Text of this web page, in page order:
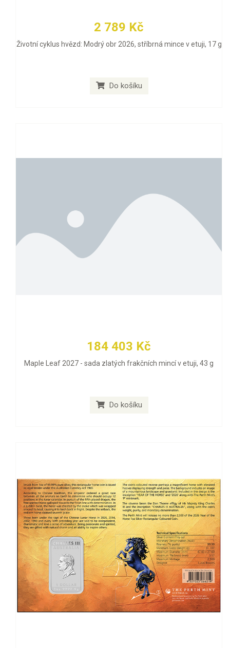
2 789 Kč
Životní cyklus hvězd: Modrý obr 2026, stříbrná mince v etuji, 17 g
Do košíku
184 403 Kč
Maple Leaf 2027 - sada zlatých frakčních mincí v etuji, 43 g
Do košíku